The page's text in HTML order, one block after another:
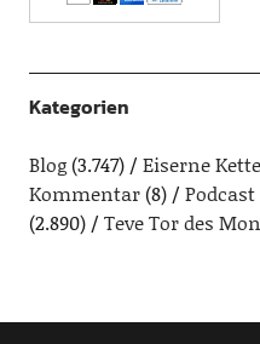
Kategorien
Blog(3.747) Eiserne
Kommentar(8) Podcast
(2.890)
Teve Tor des